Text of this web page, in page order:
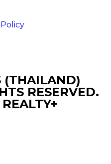
(THAILAND)
RESERVED.